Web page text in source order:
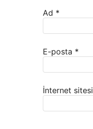
Ad *
E-posta *
İnternet sitesi